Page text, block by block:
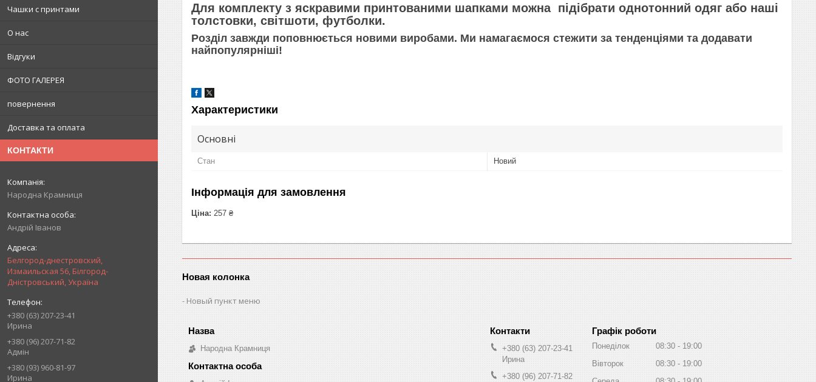
Чашки с принтами
О нас
Відгуки
ФОТО ГАЛЕРЕЯ
повернення
Доставка та оплата
КОНТАКТИ
Народна Крамниця
Андрій Іванов
Белгород-днестровский,
Измаильская 56, Білгород-
Дністровський, Україна
+380 (63) 207-23-41
Ирина
+380 (96) 207-71-82
Адмін
+380 (93) 960-81-97
Ирина
Для комплекту з яскравими принтованими шапками можна підібрати однотонний одяг або наші
толстовки, світшоти, футболки.
Розділ завжди поповнюється новими виробами. Ми намагаємося стежити за тенденціями та додавати
найпопулярніші!
Характеристики
Основні
Стан Новий
Інформація для замовлення
Ціна: 257 ₴
Новая колонка
Новый пункт меню
Народна Крамниця
+380 (63) 207-23-41
Ирина
+380 (96) 207-71-82
Графік роботи
Понеділок 08:30
19:00
Вівторок
08:30
19:00